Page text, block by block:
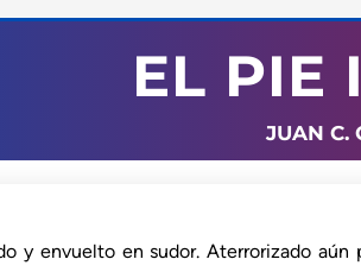
EL PIE
JUAN C.
y envuelto en sudor. Aterrorizado